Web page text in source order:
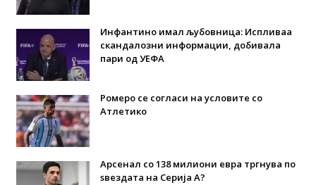
Инфантино имал љубовница: Испливаа
скандалозни информации, добивала
пари од УЕФА
Ромеро се согласи на условите со
Атлетико
Арсенал со 138 милиони евра тргнува по
ѕвездата на Серија А?